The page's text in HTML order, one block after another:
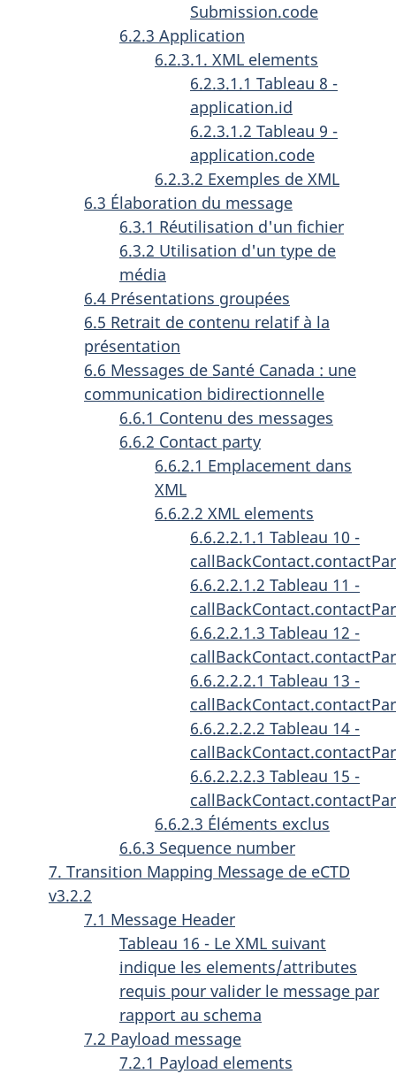
Submission.code
6.2.3 Application
6.2.3.1. XML elements
6.2.3.1.1 Tableau 8 -
application.id
6.2.3.1.2 Tableau 9 -
application.code
6.2.3.2 Exemples de XML
6.3 Élaboration du message
6.3.1 Réutilisation d'un fichier
6.3.2 Utilisation d'un type de
média
6.4 Présentations groupées
6.5 Retrait de contenu relatif à la
présentation
6.6 Messages de Santé Canada : une
communication bidirectionnelle
6.6.1 Contenu des messages
6.6.2 Contact party
6.6.2.1 Emplacement dans
XML
6.6.2.2 XML elements
6.6.2.2.1.1 Tableau 10 -
6.6.2.2.1.2 Tableau 11 -
6.6.2.2.1.3 Tableau 12 -
6.6.2.2.2.1 Tableau 13 -
6.6.2.2.2.2 Tableau 14 -
6.6.2.2.2.3 Tableau 15 -
6.6.2.3 Éléments exclus
6.6.3 Sequence number
7. Transition Mapping Message de eCTD
v3.2.2
7.1 Message Header
Tableau 16 - Le XML suivant
indique les elements/attributes
requis pour valider le message par
rapport au schema
7.2 Payload message
7.2.1 Payload elements